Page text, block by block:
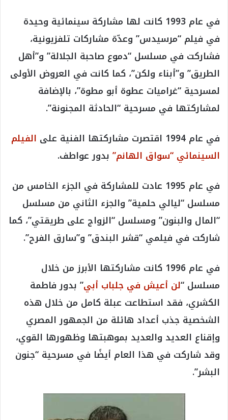
في عام 1993 كانت لها مشاركة سينمائية وحيدة
في فيلم “مرسيدس” وعدّة مشاركات تلفزيونية،
فشاركت في مسلسل “دموع صاحبة الجلالة” و”أهل
الطريق” و”أبناء ولكن”، كما كانت في العروض الأولى
لمسرحية “غراميات عطوة أبو مطوة”، بالإضافة
لمشاركتها في مسرحية “الحادثة المجنونة”.
في عام 1994 اقتصرت مشاركتها الفنية على
الفيلم
السينمائي “سواق الهانم” بدور عواطف.
في عام 1995 عادت للمشاركة في الجزء الخامس من
مسلسل “ليالي حلمية” والجزء الثاني من مسلسل
“المال والبنون” ومسلسل “الزواج على طريقتي”، كما
شاركت في فيلمي “قشر البندق” و”سارق الفرح”.
في عام 1996 كانت مشاركتها الأبرز من خلال
مسلسل “لن أعيش في جلباب أبي” بدور فاطمة
الكشري، فقد استطاعت عبلة كامل من خلال هذه
الشخصية جذب أعداد هائلة من الجمهور المصري
وإقناع العديد والعديد بموهبتها وظهورها القوي،
وقد شاركت في هذا العام أيضًا في مسرحية “جنون
البشر”.